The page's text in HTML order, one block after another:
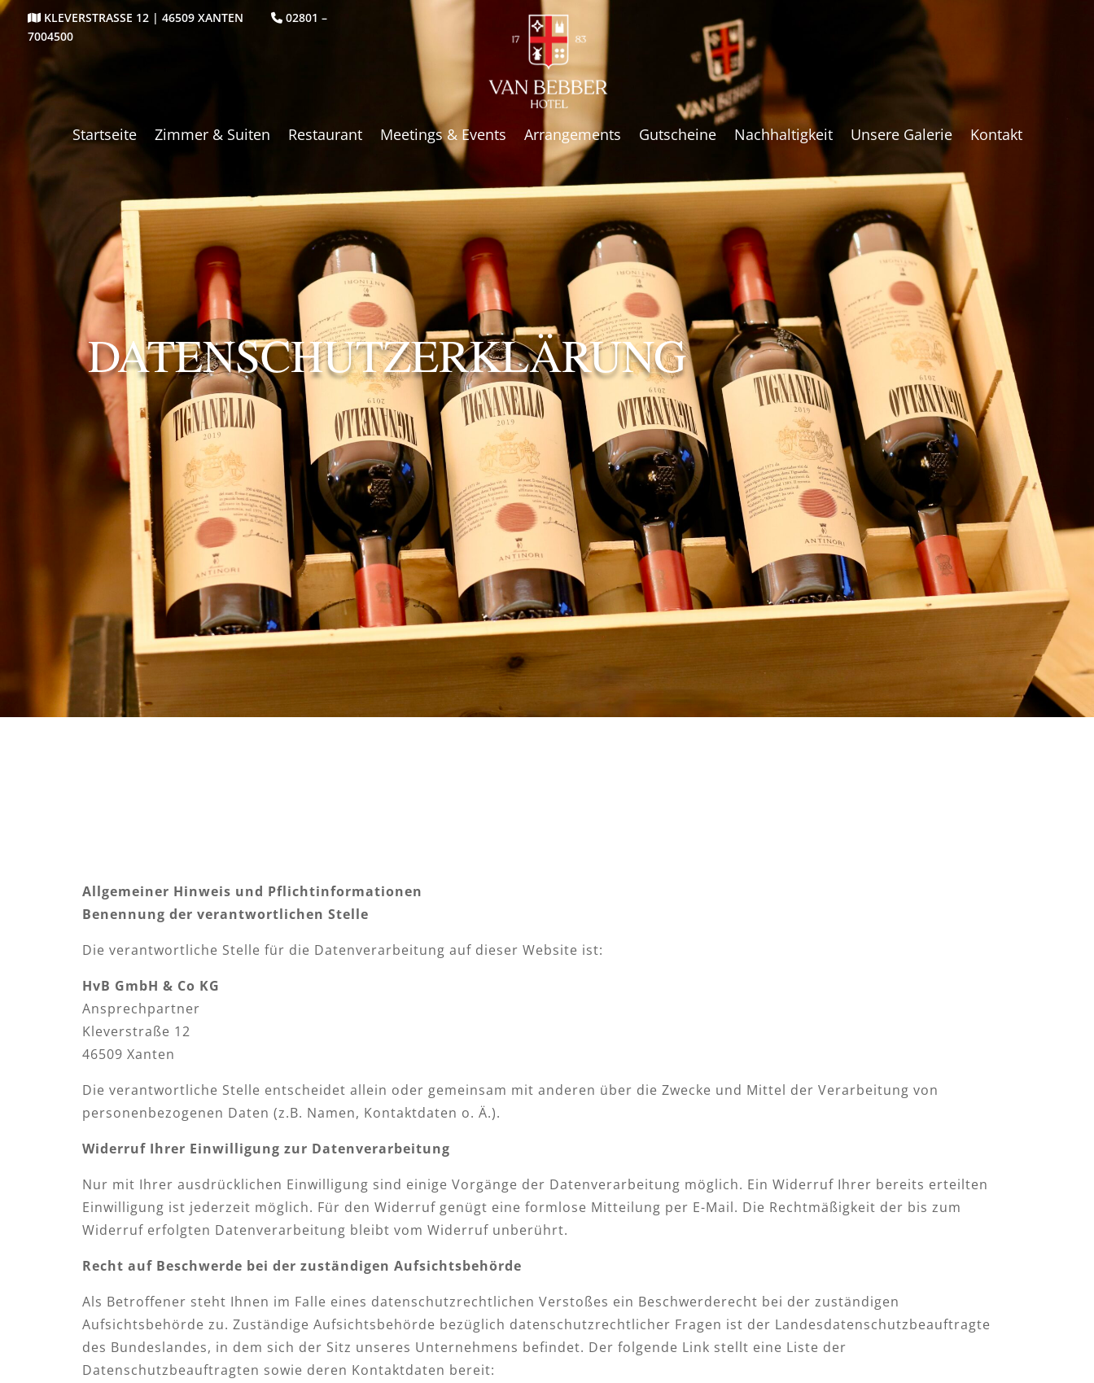
KLEVERSTRASSE 12 | 46509 XANTEN
02801 –
7004500
Startseite Zimmer & Suiten Restaurant Meetings & Events Arrangements Gutscheine Nachhaltigkeit Unsere Galerie Kontakt
DATENSCHUTZERKLÄRUNG
Allgemeiner Hinweis und Pflichtinformationen
Benennung der verantwortlichen Stelle
Die verantwortliche Stelle für die Datenverarbeitung auf dieser Website ist:
HvB GmbH & Co KG
Ansprechpartner
Kleverstraße 12
46509 Xanten
Die verantwortliche Stelle entscheidet allein oder gemeinsam mit anderen über die Zwecke und Mittel der Verarbeitung von
personenbezogenen Daten (z.B. Namen, Kontaktdaten o. Ä.).
Widerruf Ihrer Einwilligung zur Datenverarbeitung
Nur mit Ihrer ausdrücklichen Einwilligung sind einige Vorgänge der Datenverarbeitung möglich. Ein Widerruf Ihrer bereits erteilten
Einwilligung ist jederzeit möglich. Für den Widerruf genügt eine formlose Mitteilung per E-Mail. Die Rechtmäßigkeit der bis zum
Widerruf erfolgten Datenverarbeitung bleibt vom Widerruf unberührt.
Recht auf Beschwerde bei der zuständigen Aufsichtsbehörde
Als Betroffener steht Ihnen im Falle eines datenschutzrechtlichen Verstoßes ein Beschwerderecht bei der zuständigen
Aufsichtsbehörde zu. Zuständige Aufsichtsbehörde bezüglich datenschutzrechtlicher Fragen ist der Landesdatenschutzbeauftragte
des Bundeslandes, in dem sich der Sitz unseres Unternehmens befindet. Der folgende Link stellt eine Liste der
Datenschutzbeauftragten sowie deren Kontaktdaten bereit: